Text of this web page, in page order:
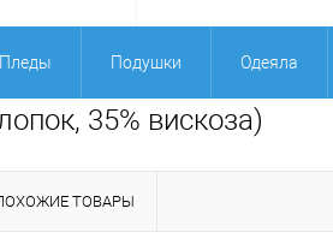
Пледы Подушки Одеяла
35% вискоза)
ТОВАРЫ